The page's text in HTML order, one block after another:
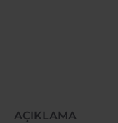
AÇIKLAMA